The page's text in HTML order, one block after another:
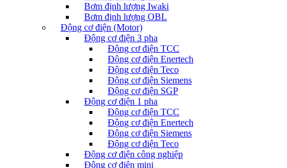
Bơm định lượng Iwaki
Bơm định lượng OBL
Động cơ điện (Motor)
Động cơ điện 3 pha
Động cơ điện TCC
Động cơ điện Enertech
Động cơ điện Teco
Động cơ điện Siemens
Động cơ điện SGP
Động cơ điện 1 pha
Động cơ điện TCC
Động cơ điện Enertech
Động cơ điện Siemens
Động cơ điện Teco
Động cơ điện công nghiệp
Động cơ điện mini